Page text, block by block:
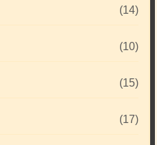
(14)
(10)
(15)
(17)